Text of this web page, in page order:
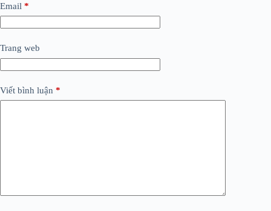
Email *
Trang web
Viết bình luận *